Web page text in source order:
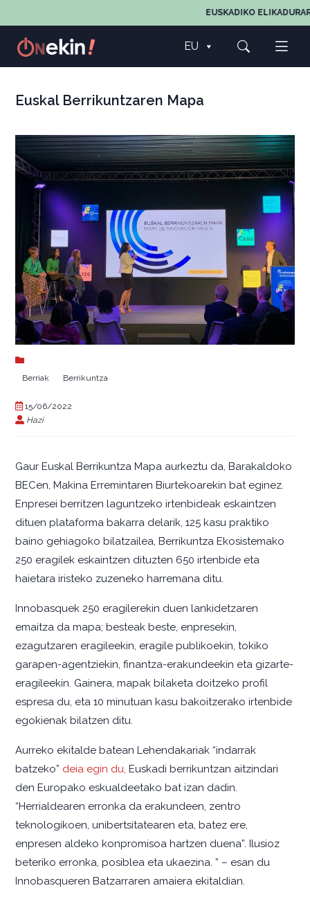
EUSKADIKO
EU
Euskal Berrikuntzaren Mapa
Berriak Berrikuntza
15/06/2022
Hazi
Gaur Euskal Berrikuntza Mapa aurkeztu da, Barakaldoko
BECen, Makina Erremintaren Biurtekoarekin bat eginez.
Enpresei berritzen laguntzeko irtenbideak eskaintzen
dituen plataforma bakarra delarik, 125 kasu praktiko
baino gehiagoko bilatzailea, Berrikuntza Ekosistemako
250 eragilek eskaintzen dituzten 650 irtenbide eta
haietara iristeko zuzeneko harremana ditu.
Innobasquek 250 eragilerekin duen lankidetzaren
emaitza da mapa; besteak beste, enpresekin,
ezagutzaren eragileekin, eragile publikoekin, tokiko
garapen-agentziekin, finantza-erakundeekin eta gizarte-
eragileekin. Gainera, mapak bilaketa doitzeko profil
espresa du, eta 10 minutuan kasu bakoitzerako irtenbide
egokienak bilatzen ditu.
Aurreko ekitalde batean Lehendakariak “indarrak
batzeko” deia egin du, Euskadi berrikuntzan aitzindari
den Europako eskualdeetako bat izan dadin.
“Herrialdearen erronka da erakundeen, zentro
teknologikoen, unibertsitatearen eta, batez ere,
enpresen aldeko konpromisoa hartzen duena”. Ilusioz
beteriko erronka, posiblea eta ukaezina. ” – esan du
Innobasqueren Batzarraren amaiera ekitaldian.